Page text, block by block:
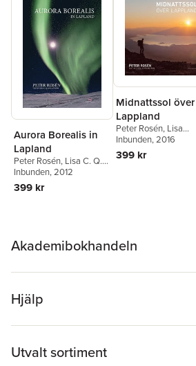
Aurora Borealis in
Lapland
Peter Rosén, Lisa C. Q.
Holmström
Inbunden, 2012
399 kr
Midnattssol över
Lappland
Peter Rosén, Lisa
Holmström
Inbunden, 2016
399 kr
Akademibokhandeln
Hjälp
Utvalt sortiment